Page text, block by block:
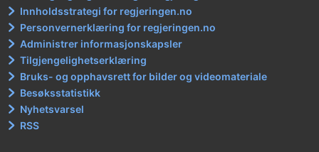
Innholdsstrategi for regjeringen.no
Personvernerklæring for regjeringen.no
Administrer informasjonskapsler
Tilgjengelighetserklæring
Bruks- og opphavsrett for bilder og videomateriale
Besøksstatistikk
Nyhetsvarsel
RSS